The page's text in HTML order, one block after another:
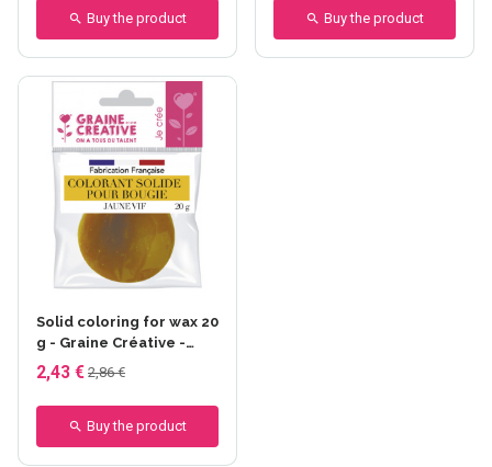
Buy the product Buy the product
Solid coloring for wax 20
g - Graine Créative -
Jaune Vif
2,43 € 2,86 €
Buy the product